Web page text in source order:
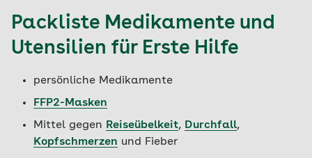
Packliste Medikamente und
Utensilien für Erste Hilfe
persönliche Medikamente
FFP2-Masken
Mittel gegen Reiseübelkeit, Durchfall,
Kopfschmerzen und Fieber